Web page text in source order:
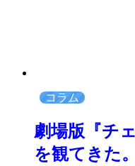
コラム
劇場版『チ
を観てきた